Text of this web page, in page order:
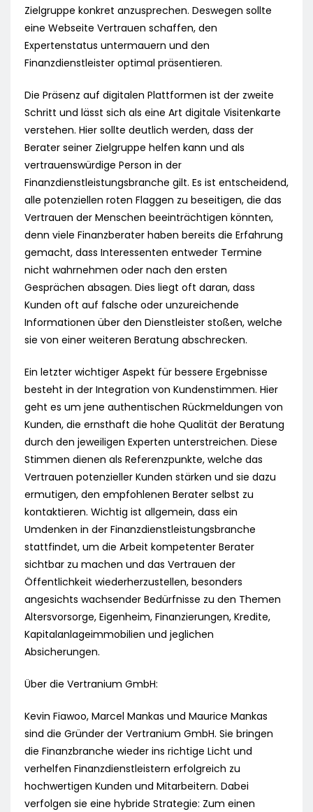
Zielgruppe konkret anzusprechen. Deswegen sollte
eine Webseite Vertrauen schaffen, den
Expertenstatus untermauern und den
Finanzdienstleister optimal präsentieren.
Die Präsenz auf digitalen Plattformen ist der zweite
Schritt und lässt sich als eine Art digitale Visitenkarte
verstehen. Hier sollte deutlich werden, dass der
Berater seiner Zielgruppe helfen kann und als
vertrauenswürdige Person in der
Finanzdienstleistungsbranche gilt. Es ist entscheidend,
alle potenziellen roten Flaggen zu beseitigen, die das
Vertrauen der Menschen beeinträchtigen könnten,
denn viele Finanzberater haben bereits die Erfahrung
gemacht, dass Interessenten entweder Termine
nicht wahrnehmen oder nach den ersten
Gesprächen absagen. Dies liegt oft daran, dass
Kunden oft auf falsche oder unzureichende
Informationen über den Dienstleister stoßen, welche
sie von einer weiteren Beratung abschrecken.
Ein letzter wichtiger Aspekt für bessere Ergebnisse
besteht in der Integration von Kundenstimmen. Hier
geht es um jene authentischen Rückmeldungen von
Kunden, die ernsthaft die hohe Qualität der Beratung
durch den jeweiligen Experten unterstreichen. Diese
Stimmen dienen als Referenzpunkte, welche das
Vertrauen potenzieller Kunden stärken und sie dazu
ermutigen, den empfohlenen Berater selbst zu
kontaktieren. Wichtig ist allgemein, dass ein
Umdenken in der Finanzdienstleistungsbranche
stattfindet, um die Arbeit kompetenter Berater
sichtbar zu machen und das Vertrauen der
Öffentlichkeit wiederherzustellen, besonders
angesichts wachsender Bedürfnisse zu den Themen
Altersvorsorge, Eigenheim, Finanzierungen, Kredite,
Kapitalanlageimmobilien und jeglichen
Absicherungen.
Über die Vertranium GmbH:
Kevin Fiawoo, Marcel Mankas und Maurice Mankas
sind die Gründer der Vertranium GmbH. Sie bringen
die Finanzbranche wieder ins richtige Licht und
verhelfen Finanzdienstleistern erfolgreich zu
hochwertigen Kunden und Mitarbeitern. Dabei
verfolgen sie eine hybride Strategie: Zum einen